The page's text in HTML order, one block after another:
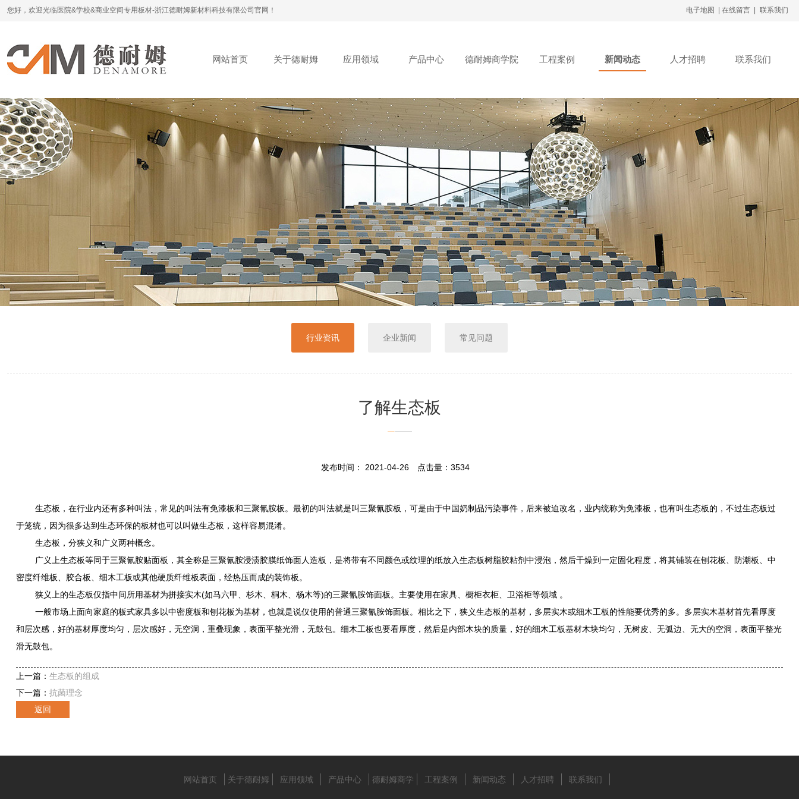
您好，欢迎光临医院&学校&商业空间专用板材-浙江德耐姆新材料科技有限公司官网！ 电子地图 | 在线留言 | 联系我们
网站首页 关于德耐姆 应用领域 产品中心 德耐姆商学院 工程案例 新闻动态 人才招聘 联系我们
行业资讯 企业新闻 常见问题
了解生态板
发布时间： 2021-04-26 点击量：3534
生态板，在行业内还有多种叫法，常见的叫法有免漆板和三聚氰胺板。最初的叫法就是叫三聚氰胺板，可是由于中国奶制品污染事件，后来被迫改名，业内统称为免漆板，也有叫生态板的，不过生态板过
于笼统，因为很多达到生态环保的板材也可以叫做生态板，这样容易混淆。
生态板，分狭义和广义两种概念。
广义上生态板等同于三聚氰胺贴面板，其全称是三聚氰胺浸渍胶膜纸饰面人造板，是将带有不同颜色或纹理的纸放入生态板树脂胶粘剂中浸泡，然后干燥到一定固化程度，将其铺装在刨花板、防潮板、中
密度纤维板、胶合板、细木工板或其他硬质纤维板表面，经热压而成的装饰板。
狭义上的生态板仅指中间所用基材为拼接实木(如马六甲、杉木、桐木、杨木等)的三聚氰胺饰面板。主要使用在家具、橱柜衣柜、卫浴柜等领域 。
一般市场上面向家庭的板式家具多以中密度板和刨花板为基材，也就是说仅使用的普通三聚氰胺饰面板。相比之下，狭义生态板的基材，多层实木或细木工板的性能要优秀的多。多层实木基材首先看厚度
和层次感，好的基材厚度均匀，层次感好，无空洞，重叠现象，表面平整光滑，无鼓包。细木工板也要看厚度，然后是内部木块的质量，好的细木工板基材木块均匀，无树皮、无弧边、无大的空洞，表面平整光
滑无鼓包。
上一篇： 生态板的组成
下一篇： 抗菌理念
返回
网站首页 关于德耐姆 应用领域 产品中心
德耐姆商学
工程案例 新闻动态 人才招聘 联系我们